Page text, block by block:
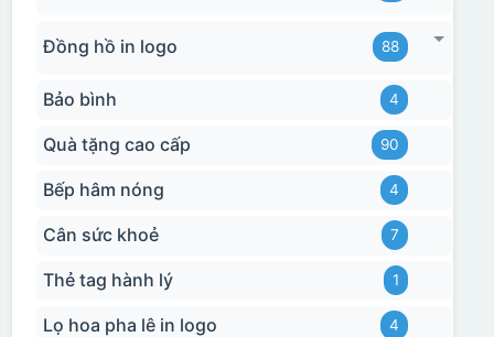
Đồng hồ in logo 88
Bảo bình 4
Quà tặng cao cấp 90
Bếp hâm nóng 4
Cân sức khoẻ 7
Thẻ tag hành lý 1
Lọ hoa pha lê in logo 4